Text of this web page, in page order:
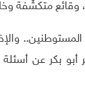
وقائع متكشّفة
قرط، وحديث بكر أبو